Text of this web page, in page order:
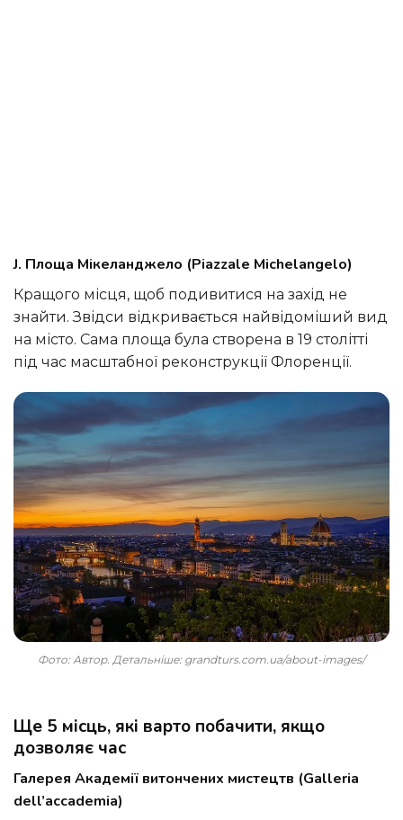
J. Площа Мікеланджело (Piazzale Michelangelo)
Кращого місця, щоб подивитися на захід не
знайти. Звідси відкривається найвідоміший вид
на місто. Сама площа була створена в 19 столітті
під час масштабної реконструкції Флоренції.
Фото: Автор. Детальніше: grandturs.com.ua/about-images/
Ще 5 місць, які варто побачити, якщо
дозволяє час
Галерея Академії витончених мистецтв (Galleria
dell’accademia)